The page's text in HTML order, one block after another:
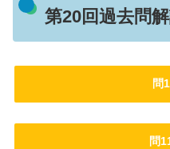
第20回過去問
問
問